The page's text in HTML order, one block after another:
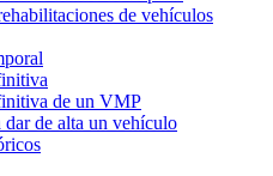
de vehículos
de un VMP
dar de alta un vehículo